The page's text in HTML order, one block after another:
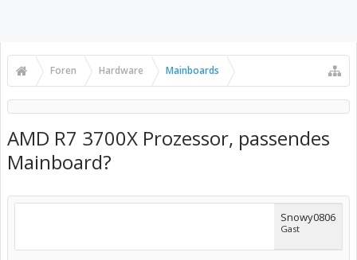
Foren Hardware Mainboards
AMD R7 3700X Prozessor, passendes
Mainboard?
Snowy0806
Gast